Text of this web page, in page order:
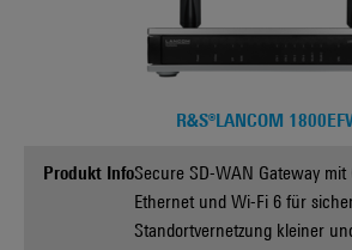
R&S®LANCOM
Produkt InfoSecure SD-WAN Gateway mit
Ethernet und Wi-Fi 6 für
Standortvernetzung kleiner